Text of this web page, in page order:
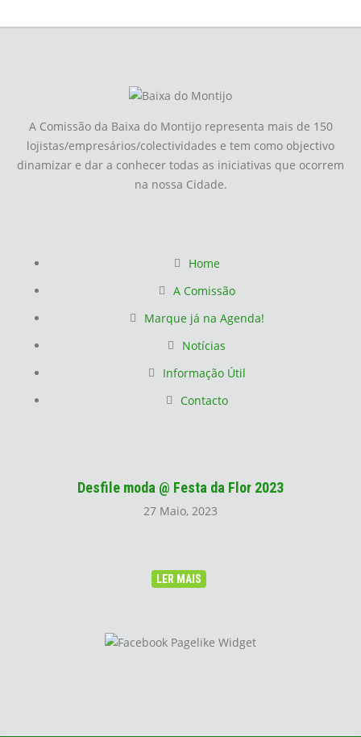
A Comissão da Baixa do Montijo representa mais de 150
lojistas/empresários/colectividades e tem como objectivo
dinamizar e dar a conhecer todas as iniciativas que ocorrem
na nossa Cidade.
Home
A Comissão
Marque já na Agenda!
Notícias
Informação Útil
Contacto
Desfile moda @ Festa da Flor 2023
27 Maio, 2023
LER MAIS